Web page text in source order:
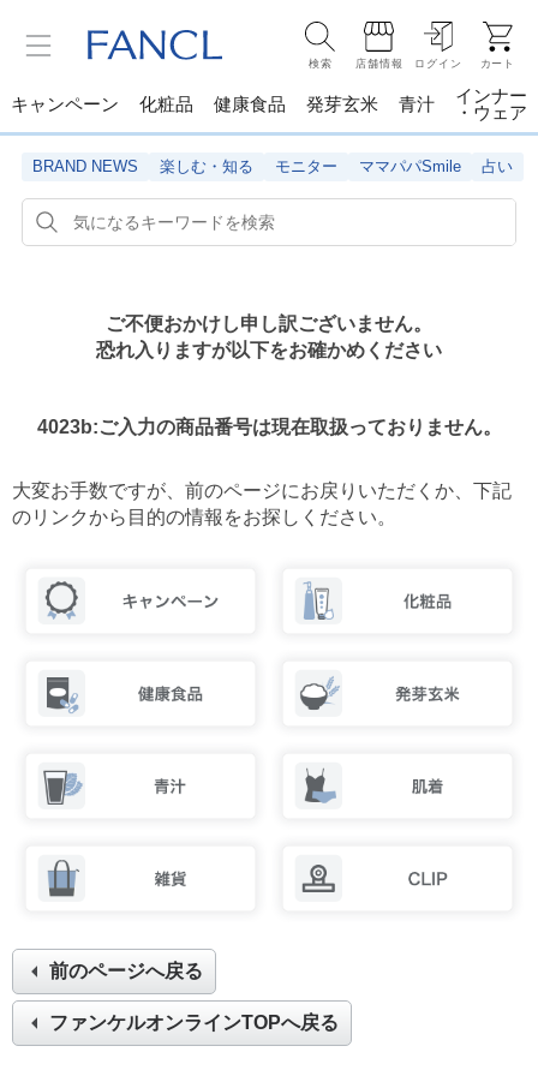
検索 店舗情報 ログイン カート
キャンペーン 化粧品 健康食品 発芽玄米 青汁
インナー
・ウェア
BRAND NEWS 楽しむ・知る モニター ママパパSmile 占い
ご不便おかけし申し訳ございません。
恐れ入りますが以下をお確かめください
4023b:ご入力の商品番号は現在取扱っておりません。
大変お手数ですが、前のページにお戻りいただくか、 下記
のリンクから目的の情報をお探しください。
前のページへ戻る
ファンケルオンラインTOPへ戻る